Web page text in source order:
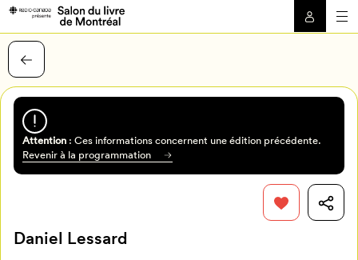
Attention: Ces informations concernent une édition précédente.
Revenir à la programmation
Daniel Lessard